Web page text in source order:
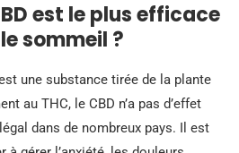
est le plus efficace
sommeil ?
une substance tirée de la plante
au THC, le CBD n’a pas d’effet
dans de nombreux pays. Il est